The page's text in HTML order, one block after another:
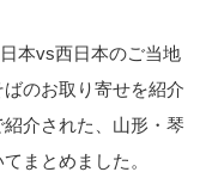
本vs西日本のご当地
のお取り寄せを紹介
介された、山形・琴
まとめました。